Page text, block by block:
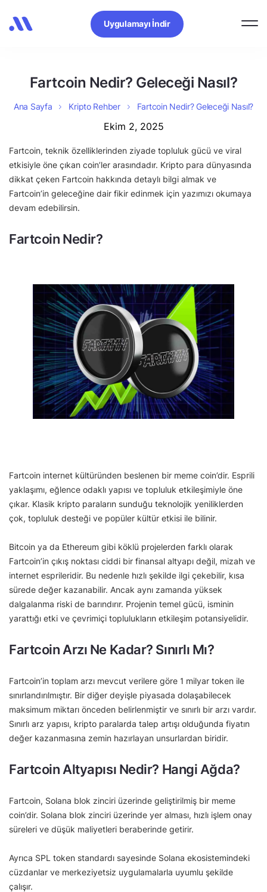
Uygulamayı İndir
Fartcoin Nedir? Geleceği Nasıl?
Ana Sayfa Kripto Rehber Fartcoin Nedir? Geleceği Nasıl?
Ekim 2, 2025
Fartcoin, teknik özelliklerinden ziyade topluluk gücü ve viral
etkisiyle öne çıkan coin’ler arasındadır. Kripto para dünyasında
dikkat çeken Fartcoin hakkında detaylı bilgi almak ve
Fartcoin’in geleceğine dair fikir edinmek için yazımızı okumaya
devam edebilirsin.
Fartcoin Nedir?
Fartcoin internet kültüründen beslenen bir meme coin’dir. Esprili
yaklaşımı, eğlence odaklı yapısı ve topluluk etkileşimiyle öne
çıkar. Klasik kripto paraların sunduğu teknolojik yeniliklerden
çok, topluluk desteği ve popüler kültür etkisi ile bilinir.
Bitcoin ya da Ethereum gibi köklü projelerden farklı olarak
Fartcoin’in çıkış noktası ciddi bir finansal altyapı değil, mizah ve
internet esprileridir. Bu nedenle hızlı şekilde ilgi çekebilir, kısa
sürede değer kazanabilir. Ancak aynı zamanda yüksek
dalgalanma riski de barındırır. Projenin temel gücü, isminin
yarattığı etki ve çevrimiçi toplulukların etkileşim potansiyelidir.
Fartcoin Arzı Ne Kadar? Sınırlı Mı?
Fartcoin’in toplam arzı mevcut verilere göre 1 milyar token ile
sınırlandırılmıştır. Bir diğer deyişle piyasada dolaşabilecek
maksimum miktarı önceden belirlenmiştir ve sınırlı bir arzı vardır.
Sınırlı arz yapısı, kripto paralarda talep artışı olduğunda fiyatın
değer kazanmasına zemin hazırlayan unsurlardan biridir.
Fartcoin Altyapısı Nedir? Hangi Ağda?
Fartcoin, Solana blok zinciri üzerinde geliştirilmiş bir meme
coin’dir. Solana blok zinciri üzerinde yer alması, hızlı işlem onay
süreleri ve düşük maliyetleri beraberinde getirir.
Ayrıca SPL token standardı sayesinde Solana ekosistemindeki
cüzdanlar ve merkeziyetsiz uygulamalarla uyumlu şekilde
çalışır.